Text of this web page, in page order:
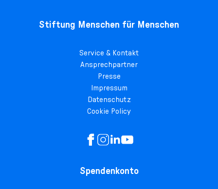
Stiftung Menschen für Menschen
Service & Kontakt
Ansprechpartner
Presse
Impressum
Datenschutz
Cookie Policy
Spendenkonto